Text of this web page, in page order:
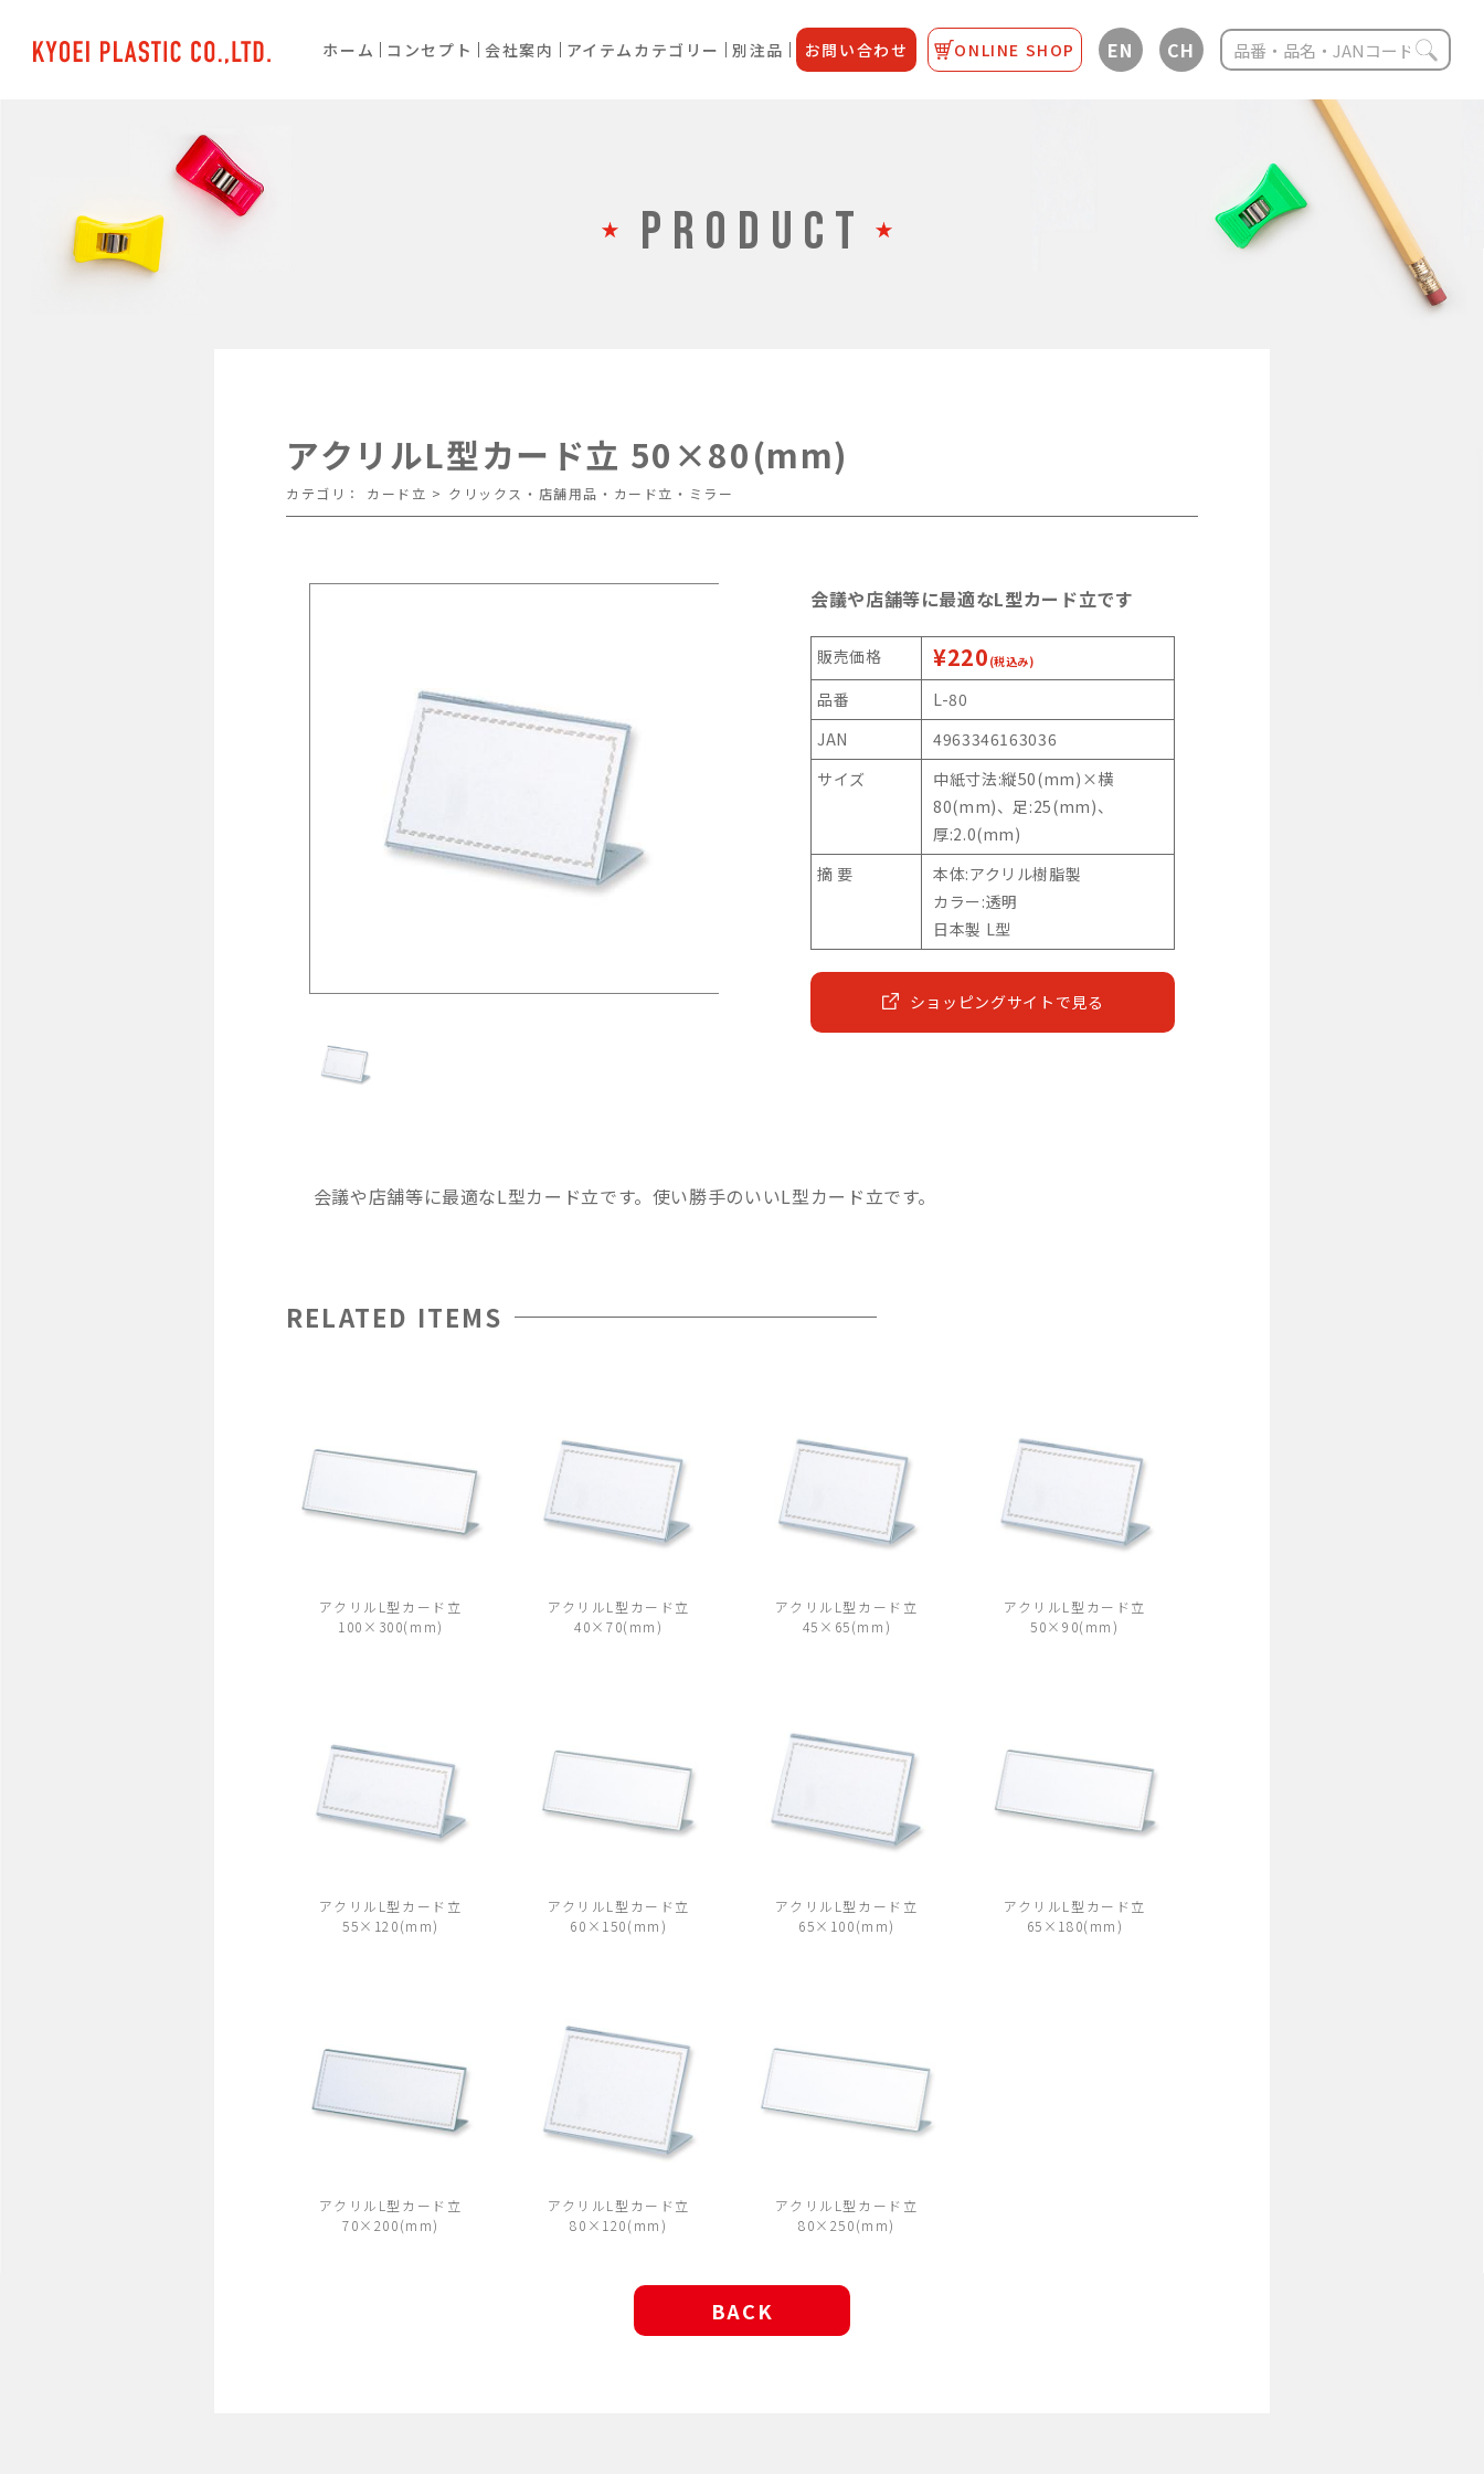
ホーム コンセプト 会社案内 アイテムカテゴリー 別注品 お問い合わせ ONLINE SHOP EN CH
PRODUCT
アクリルL型カード立 50×80(mm)
カテゴリ： カード立 > クリックス・店舗用品・カード立・ミラー
会議や店舗等に最適なL型カード立です
販売価格 ¥220 (税込み)
品番
L-80
JAN
4963346163036
サイズ
中紙寸法:縦50(mm)×横
80(mm)、足:25(mm)、
厚:2.0(mm)
摘 要
本体:アクリル樹脂製
カラー:透明
日本製 L型
ショッピングサイトで見る
会議や店舗等に最適なL型カード立です。使い勝手のいいL型カード立です。
RELATED ITEMS
アクリルL型カード立
100×300(mm)
アクリルL型カード立
40×70(mm)
アクリルL型カード立
45×65(mm)
アクリルL型カード立
50×90(mm)
アクリルL型カード立
55×120(mm)
アクリルL型カード立
60×150(mm)
アクリルL型カード立
65×100(mm)
アクリルL型カード立
65×180(mm)
アクリルL型カード立
70×200(mm)
アクリルL型カード立
80×120(mm)
アクリルL型カード立
80×250(mm)
BACK